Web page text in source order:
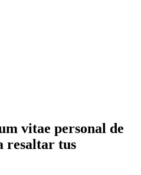
vitae personal de
resaltar tus